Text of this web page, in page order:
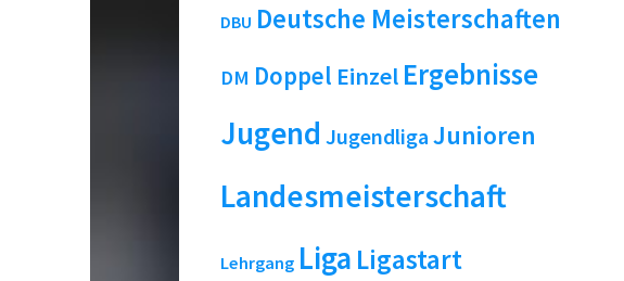
DBU Deutsche Meisterschaften
DM Doppel Einzel Ergebnisse
Jugend Jugendliga Junioren
Landesmeisterschaft
Lehrgang Liga Ligastart